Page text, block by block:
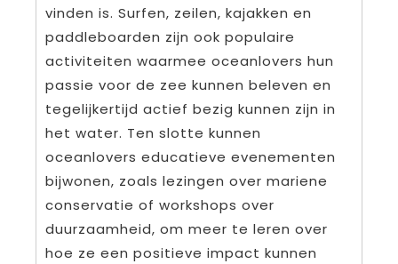
vinden is. Surfen, zeilen, kajakken en
paddleboarden zijn ook populaire
activiteiten waarmee oceanlovers hun
passie voor de zee kunnen beleven en
tegelijkertijd actief bezig kunnen zijn in
het water. Ten slotte kunnen
oceanlovers educatieve evenementen
bijwonen, zoals lezingen over mariene
conservatie of workshops over
duurzaamheid, om meer te leren over
hoe ze een positieve impact kunnen